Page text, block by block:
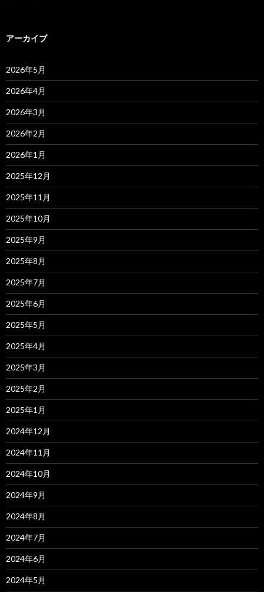
アーカイブ
2026年5月
2026年4月
2026年3月
2026年2月
2026年1月
2025年12月
2025年11月
2025年10月
2025年9月
2025年8月
2025年7月
2025年6月
2025年5月
2025年4月
2025年3月
2025年2月
2025年1月
2024年12月
2024年11月
2024年10月
2024年9月
2024年8月
2024年7月
2024年6月
2024年5月